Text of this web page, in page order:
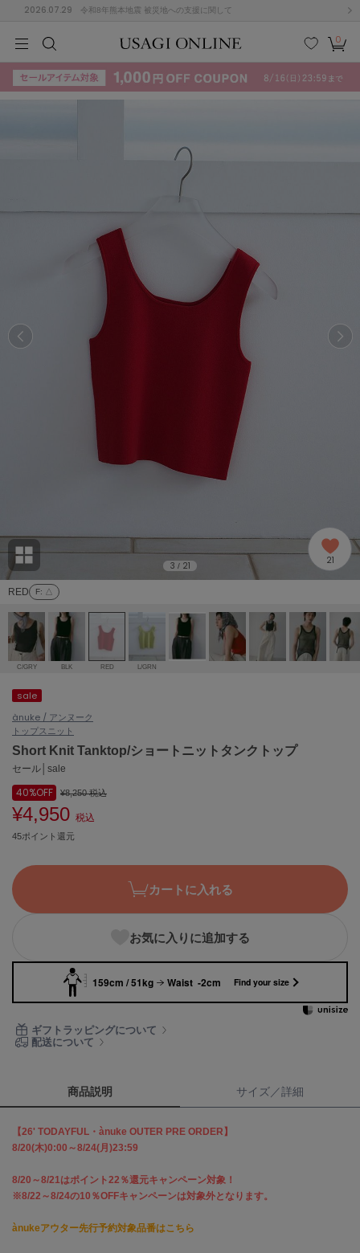
2026.07.29 令和8年熊本地震 被災地への支援に関して
検索
お気
に入
カー
ト
0
KIDSBABYBEAUTYLIFE STYLE
ョン雑貨 (865)
/ランジェリー (127)
ェア (121)
(124)
KIDSBABYBEAUTYLIFE STYLE
G
ACYM
アシーム
adidas by Stella McCartney
アディダス バイ ステラマッカートニー
Ame no chi Hare
アメノチハレ
AMOMMA
アモマ
ánuans
アニュアンス
ànuke
アンヌーク
ASICS
アシックス
Ballelite
バレリット
バンドリヤー
Barbour
バブアー
ビヨンドクローゼット
Calvin Klein
カルバン・クライン
セロン
RED F: △
3 / 21 21
C/GRY BLK RED L/GRN
sale
ànuke / アンヌーク
トップスニット
Short Knit Tanktop/ショートニットタンクトップ
セール│sale
40%OFF ¥8,250税込
¥4,950 税込
45ポイント還元
カートに入れる
お気に入りに追加する
159cm / 51kg Waist -2cm Find your size
ギフトラッピングについて
配送について
商品説明 サイズ／詳細
【26' TODAYFUL・ànuke OUTER PRE ORDER】
8/20(木)0:00～8/24(月)23:59
8/20～8/21はポイント22％還元キャンペーン対象！
※8/22～8/24の10％OFFキャンペーンは対象外となります。
ànukeアウター先行予約対象品番はこちら